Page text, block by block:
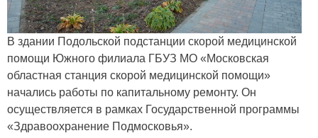
В здании Подольской подстанции скорой медицинской
помощи Южного филиала ГБУЗ МО «Московская
областная станция скорой медицинской помощи»
начались работы по капитальному ремонту. Он
осуществляется в рамках Государственной программы
«Здравоохранение Подмосковья».